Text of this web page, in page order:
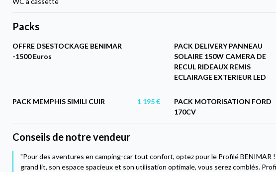
Packs
OFFRE DSESTOCKAGE BENIMAR
-1500 Euros
PACK DELIVERY PANNEAU
SOLAIRE 150W CAMERA DE
RECUL RIDEAUX REMIS
ECLAIRAGE EXTERIEUR LED
PACK MEMPHIS SIMILI CUIR 1 195 €
PACK MOTORISATION FORD
170CV
Conseils de notre vendeur
"Pour des aventures en camping-car tout confort, optez pour le Profilé BENIMAR
grand lit, son espace spacieux et son utilisation optimale, vous serez comblés.